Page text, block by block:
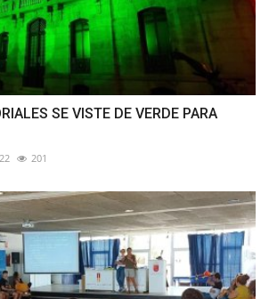
SE VISTE DE VERDE PARA
201